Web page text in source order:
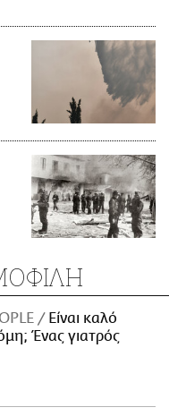
Είναι καλό
Ένας γιατρός